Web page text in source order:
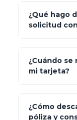
App Store
Bienvenida
Regístrate"
¿Qué hago
solicitud
¿Cuándo se
mi tarjeta?
¿Cómo
póliza y